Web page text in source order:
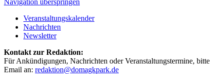
Veranstaltungskalender
Nachrichten
Newsletter
Kontakt zur Redaktion:
Für Ankündigungen, Nachrichten oder Veranstaltungstermine, bitte
Email an: redaktion@domagkpark.de